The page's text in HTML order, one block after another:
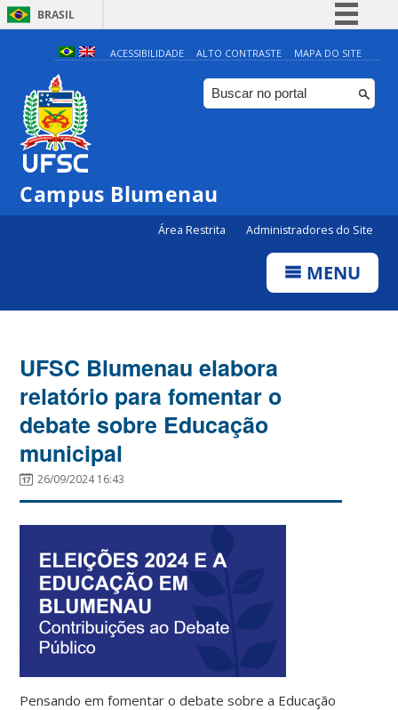
BRASIL
Simplifique!
Comunica BR
Participe
ACESSIBILIDADE ALTO CONTRASTE MAPA DO SITE
Campus Blumenau
Área Restrita Administradores do Site
MENU
UFSC Blumenau elabora
relatório para fomentar o
debate sobre Educação
municipal
26/09/2024 16:43
Pensando em fomentar o debate sobre a Educação